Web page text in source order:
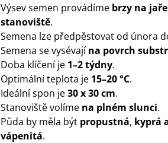
Výsev semen provádíme brzy na
stanoviště.
Semena lze předpěstovat od února
Semena se vysévajína povrch
Doba klíčení je 1–2 týdny.
Optimální teplota je 15–20 °C.
Ideální spon je30 x 30 cm.
Stanoviště volíme na plném slunci.
Půda by měla být propustná, kyprá
vápenitá.